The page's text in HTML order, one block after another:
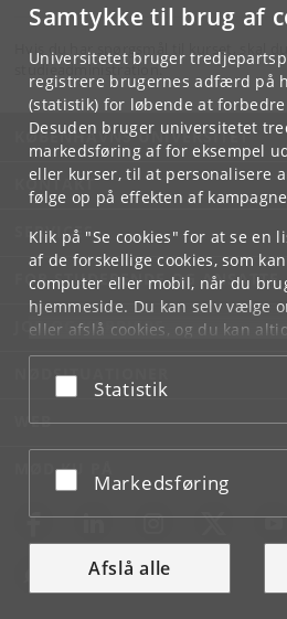
Samtykke til brug af
Universitetet bruger
registrere brugernes adfærd på
(statistik) for løbende at forbedre
Desuden bruger universitetet
markedsføring af for eksempel
eller kurser, til at personalisere
følge op på effekten af
Klik på "Se cookies" for at se en
af de forskellige cookies, som
computer eller mobil, når du
hjemmeside. Du kan selv vælge
eller afslå cookies, og du kan
underCookie- og privatlivspolitik
bunden af hver side.
Acceptér eller afslå
Statistik
Acceptér eller afslå
Markedsføring
Afslå alle
Hvis du har spørgsmål til kurset, skal
studieadministration.
KØBENHAVNS UNIVERSITET
KONTAKT
SERVICES
FOR STUDERENDE OG ANSATTE
JOB OG KARRIERE
NØDSITUATIONER
WEB
MØD KU PÅ